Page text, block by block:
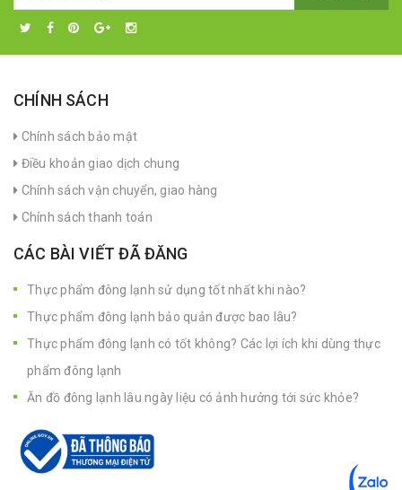
CHÍNH SÁCH
Chính sách bảo mật
Điều khoản giao dịch chung
Chính sách vận chuyển, giao hàng
Chính sách thanh toán
CÁC BÀI VIẾT ĐÃ ĐĂNG
Thực phẩm đông lạnh sử dụng tốt nhất khi nào?
Thực phẩm đông lạnh bảo quản được bao lâu?
Thực phẩm đông lạnh có tốt không? Các lợi ích khi dùng thực
phẩm đông lạnh
Ăn đồ đông lạnh lâu ngày liệu có ảnh hưởng tới sức khỏe?